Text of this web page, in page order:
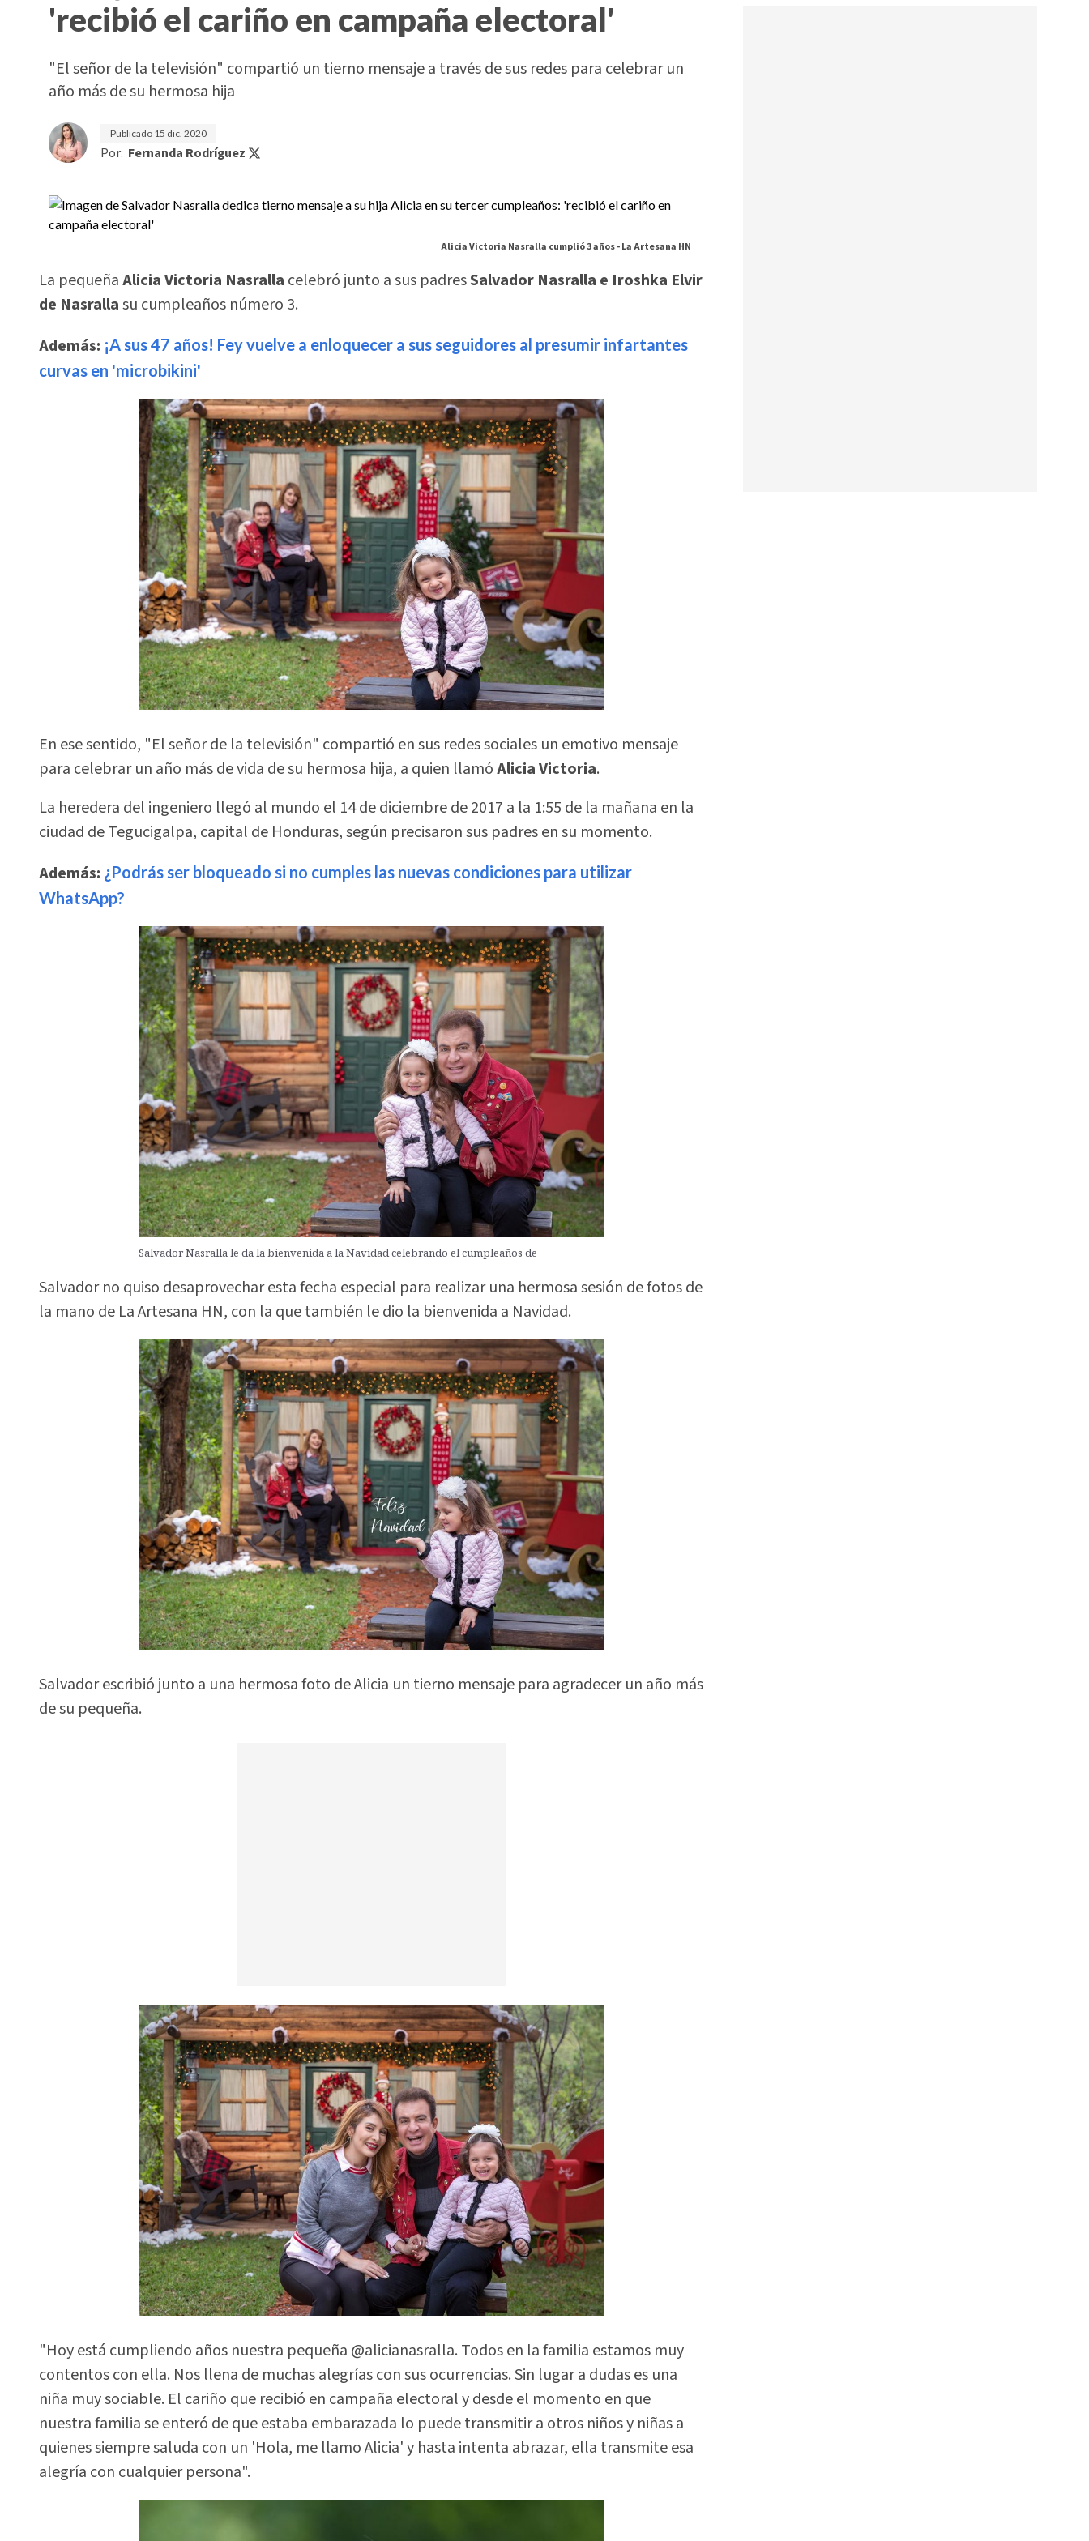
'recibió el cariño en campaña electoral'
"El señor de la televisión" compartió un tierno mensaje a través de sus redes para celebrar un
año más de su hermosa hija
Publicado 15 dic. 2020
Por: Fernanda Rodríguez
Alicia Victoria Nasralla cumplió 3 años -La Artesana HN
La pequeñaAlicia Victoria Nasralla celebró junto a sus padresSalvador Nasralla e Iroshka Elvir
de Nasrallasu cumpleaños número 3.
Además: ¡A sus 47 años! Fey vuelve a enloquecer a sus seguidores al presumir infartantes
curvas en 'microbikini'
En ese sentido, "El señor de la televisión" compartió en sus redes sociales un emotivo mensaje
para celebrar un año más de vida de su hermosa hija, a quien llamóAlicia Victoria.
La heredera del ingeniero llegó al mundo el 14 de diciembre de 2017 a la 1:55 de la mañana en la
ciudad de Tegucigalpa, capital de Honduras, según precisaron sus padres en su momento.
Además: ¿Podrás ser bloqueado si no cumples las nuevas condiciones para utilizar
WhatsApp?
Salvador Nasralla le da la bienvenida a la Navidad celebrando el cumpleaños de
Salvador no quiso desaprovechar esta fecha especial para realizar una hermosa sesión de fotos de
la mano de La Artesana HN, con la que también le dio la bienvenida a Navidad.
Salvador escribió junto a una hermosa foto de Alicia un tierno mensaje para agradecer un año más
de su pequeña.
"Hoy está cumpliendo años nuestra pequeña @alicianasralla. Todos en la familia estamos muy
contentos con ella. Nos llena de muchas alegrías con sus ocurrencias. Sin lugar a dudas es una
niña muy sociable. El cariño que recibió en campaña electoral y desde el momento en que
nuestra familia se enteró de que estaba embarazada lo puede transmitir a otros niños y niñas a
quienes siempre saluda con un 'Hola, me llamo Alicia' y hasta intenta abrazar, ella transmite esa
alegría con cualquier persona".